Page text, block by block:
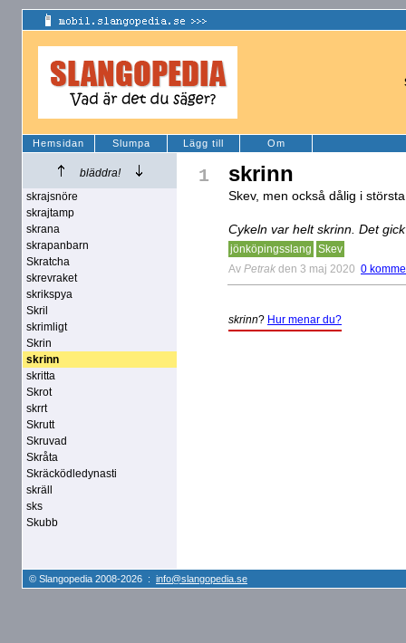
Hemsidan Slumpa Lägg till Om
bläddra!
skrajsnöre
skrajtamp
skrana
skrapanbarn
Skratcha
skrevraket
skrikspya
Skril
skrimligt
Skrin
skrinn
skritta
Skrot
skrrt
Skrutt
Skruvad
Skråta
Skräcködledynasti
skräll
sks
Skubb
1 skrinn
Skev, men också dålig i
Cykeln var helt skrinn. Det
jönköpingsslang Skev
Av Petrak den 3 maj 2020 0
skrinn? Hur menar du?
© Slangopedia 2008-2026 : info@slangopedia.se